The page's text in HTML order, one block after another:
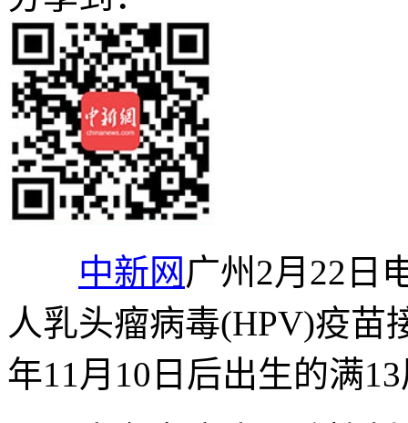
中新网 广州2月22日
人乳头瘤病毒(HPV)疫苗
年11月10日后出生的满